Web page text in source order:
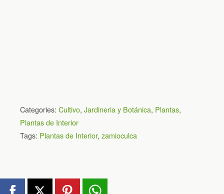
Categories: Cultivo, Jardineria y Botánica, Plantas,
Plantas de Interior
Tags: Plantas de Interior, zamioculca